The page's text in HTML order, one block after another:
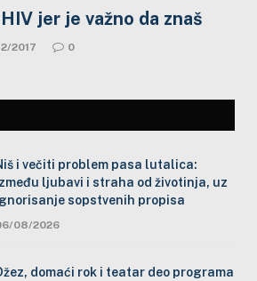
jer je važno da znaš
2017 0
i večiti problem pasa lutalica:
Između ljubavi i straha od životinja, uz
sopstvenih propisa
08/2026
domaći rok i teatar deo programa